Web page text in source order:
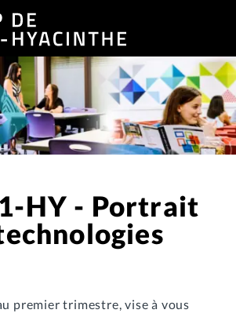
HY - Portrait
premier trimestre, vise à vous